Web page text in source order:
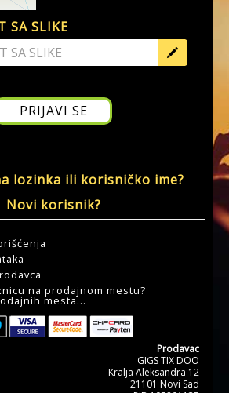
SA SLIKE
lozinka ili korisničko ime?
Novi korisnik?
na prodajnom mestu?
mesta...
Prodavac
GIGS TIX DOO
Kralja Aleksandra 12
21101 Novi Sad